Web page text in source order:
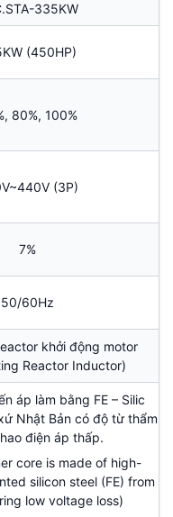
335KW
(450HP)
80%, 100%
(3P)
7%
50/60Hz
khởi động motor
Reactor Inductor)
áp làm bằng FE – Silic
Nhật Bản có độ từ thẩm
điện áp thấp.
core is made of high-
silicon steel (FE) from
low voltage loss)